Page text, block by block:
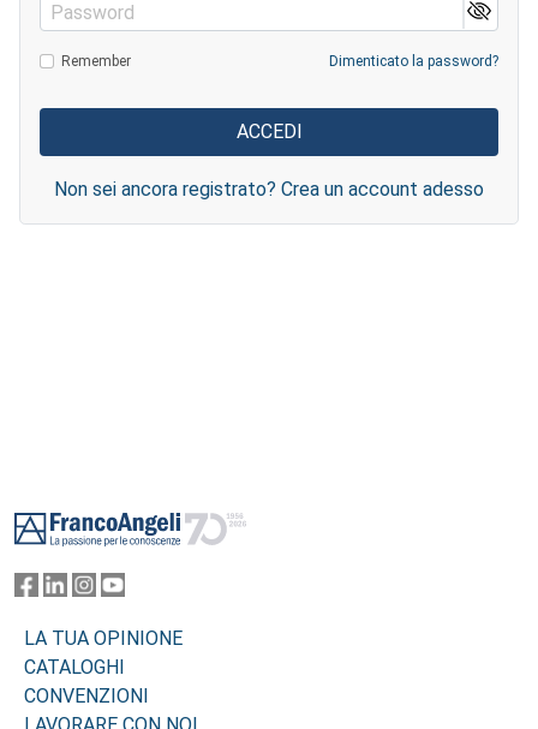
Password
Remember Dimenticato la password?
Non sei ancora registrato? Crea un account adesso
LA TUA OPINIONE
CATALOGHI
CONVENZIONI